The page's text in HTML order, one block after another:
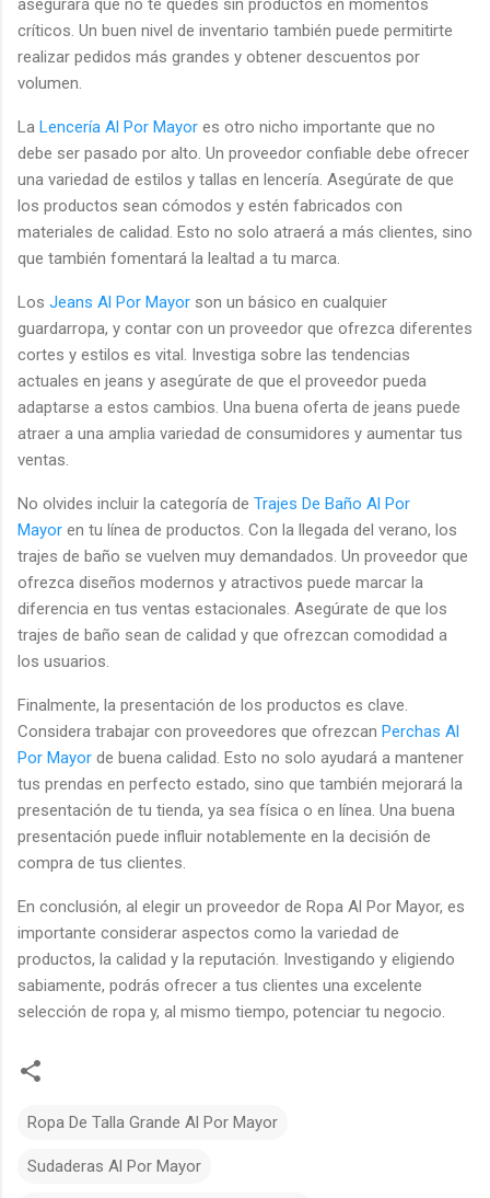
críticos. Un buen nivel de inventario también puede permitirte
realizar pedidos más grandes y obtener descuentos por
volumen.
La Lencería Al Por Mayor es otro nicho importante que no
debe ser pasado por alto. Un proveedor confiable debe ofrecer
una variedad de estilos y tallas en lencería. Asegúrate de que
los productos sean cómodos y estén fabricados con
materiales de calidad. Esto no solo atraerá a más clientes, sino
que también fomentará la lealtad a tu marca.
Los Jeans Al Por Mayor son un básico en cualquier
guardarropa, y contar con un proveedor que ofrezca diferentes
cortes y estilos es vital. Investiga sobre las tendencias
actuales en jeans y asegúrate de que el proveedor pueda
adaptarse a estos cambios. Una buena oferta de jeans puede
atraer a una amplia variedad de consumidores y aumentar tus
ventas.
No olvides incluir la categoría de Trajes De Baño Al Por
Mayor en tu línea de productos. Con la llegada del verano, los
trajes de baño se vuelven muy demandados. Un proveedor que
ofrezca diseños modernos y atractivos puede marcar la
diferencia en tus ventas estacionales. Asegúrate de que los
trajes de baño sean de calidad y que ofrezcan comodidad a
los usuarios.
Finalmente, la presentación de los productos es clave.
Considera trabajar con proveedores que ofrezcan Perchas Al
Por Mayor de buena calidad. Esto no solo ayudará a mantener
tus prendas en perfecto estado, sino que también mejorará la
presentación de tu tienda, ya sea física o en línea. Una buena
presentación puede influir notablemente en la decisión de
compra de tus clientes.
En conclusión, al elegir un proveedor de Ropa Al Por Mayor, es
importante considerar aspectos como la variedad de
productos, la calidad y la reputación. Investigando y eligiendo
sabiamente, podrás ofrecer a tus clientes una excelente
selección de ropa y, al mismo tiempo, potenciar tu negocio.
Ropa De Talla Grande Al Por Mayor
Sudaderas Al Por Mayor